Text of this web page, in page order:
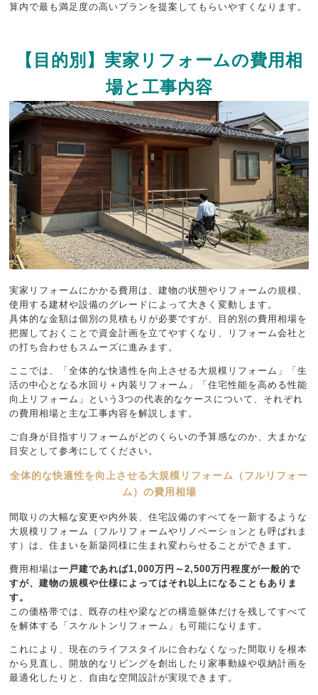
算内で最も満足度の高いプランを提案してもらいやすくなります。
【目的別】実家リフォームの費用相
場と工事内容
実家リフォームにかかる費用は、建物の状態やリフォームの規模、
使用する建材や設備のグレードによって大きく変動します。
具体的な金額は個別の見積もりが必要ですが、目的別の費用相場を
把握しておくことで資金計画を立てやすくなり、リフォーム会社と
の打ち合わせもスムーズに進みます。
ここでは、「全体的な快適性を向上させる大規模リフォーム」「生
活の中心となる水回り＋内装リフォーム」「住宅性能を高める性能
向上リフォーム」という3つの代表的なケースについて、それぞれ
の費用相場と主な工事内容を解説します。
ご自身が目指すリフォームがどのくらいの予算感なのか、大まかな
目安として参考にしてください。
全体的な快適性を向上させる大規模リフォーム（フルリフォー
ム）の費用相場
間取りの大幅な変更や内外装、住宅設備のすべてを一新するような
大規模リフォーム（フルリフォームやリノベーションとも呼ばれま
す）は、住まいを新築同様に生まれ変わらせることができます。
費用相場は一戸建であれば1,000万円～2,500万円程度が一般的で
すが、建物の規模や仕様によってはそれ以上になることもありま
す。
この価格帯では、既存の柱や梁などの構造躯体だけを残してすべて
を解体する「スケルトンリフォーム」も可能になります。
これにより、現在のライフスタイルに合わなくなった間取りを根本
から見直し、開放的なリビングを創出したり家事動線や収納計画を
最適化したりと、自由な空間設計が実現できます。